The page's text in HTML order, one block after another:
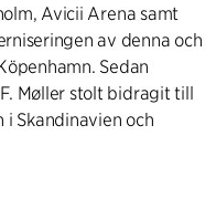
Avicii Arena samt
av denna och
Sedan
Møller stolt bidragit till
Skandinavien och